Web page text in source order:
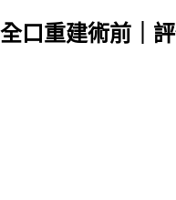
全口重建術前｜